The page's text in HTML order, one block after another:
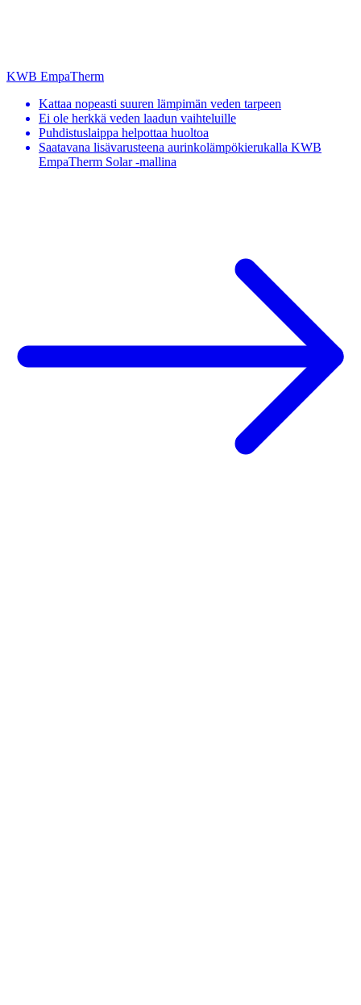
KWB EmpaTherm
Kattaa nopeasti suuren lämpimän veden tarpeen
Ei ole herkkä veden laadun vaihteluille
Puhdistuslaippa helpottaa huoltoa
Saatavana lisävarusteena aurinkolämpökierukalla KWB
EmpaTherm Solar -mallina